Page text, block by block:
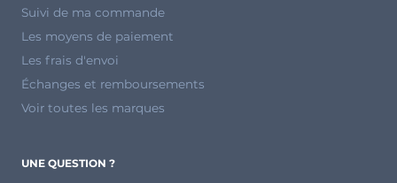
Suivi de ma commande
Les moyens de paiement
Les frais d'envoi
Échanges et remboursements
Voir toutes les marques
UNE QUESTION ?